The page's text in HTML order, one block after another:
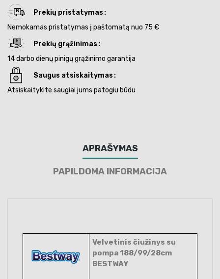
Prekių pristatymas
Nemokamas pristatymas į paštomatą nuo 75 €
Prekių grąžinimas
14 darbo dienų pinigų grąžinimo garantija
Saugus atsiskaitymas
Atsiskaitykite saugiai jums patogiu būdu
APRAŠYMAS
PAPILDOMA INFORMACIJA
Velvetinis čiužinys su
pompa 188/99/28cm
BESTWAY